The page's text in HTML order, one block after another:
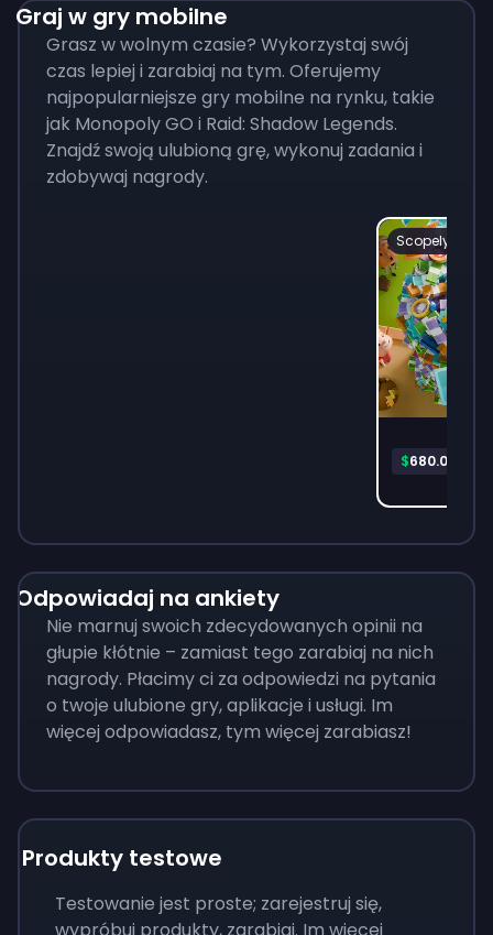
Graj w gry mobilne
Grasz w wolnym czasie? Wykorzystaj swój
czas lepiej i zarabiaj na tym. Oferujemy
najpopularniejsze gry mobilne na rynku, takie
jak Monopoly GO i Raid: Shadow Legends.
Znajdź swoją ulubioną grę, wykonuj zadania i
zdobywaj nagrody.
Scopely
$680.06
Odpowiadaj na ankiety
Nie marnuj swoich zdecydowanych opinii na
głupie kłótnie – zamiast tego zarabiaj na nich
nagrody. Płacimy ci za odpowiedzi na pytania
o twoje ulubione gry, aplikacje i usługi. Im
więcej odpowiadasz, tym więcej zarabiasz!
Produkty testowe
Testowanie jest proste; zarejestruj się,